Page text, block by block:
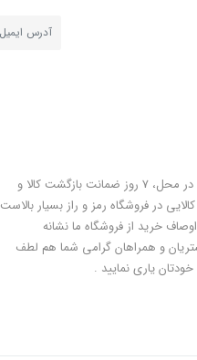
فروشگاه رمز و راز به عنوان یکی از قدیمی‌ترین فروشگاه های اینترنتی با بیش از یک دهه تجربه، با پایبندی به سه اصل کلیدی، پرداخت در محل، 7 روز ضمانت بازگشت کالا و
در فروشگاه رمز و راز بسیار بالاست
خرید از فروشگاه ما نشانه
شما سعی خواهیم کرد رضایت شما را به صورت 100% جلب نماییم .مشتریان و همراهان گرامی شما هم لطف
یاری نمایید .